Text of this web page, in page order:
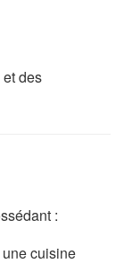
des
:
cuisine